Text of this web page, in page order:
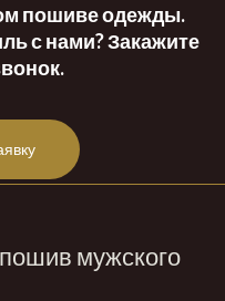
пошиве одежды.
с нами? Закажите
мужского